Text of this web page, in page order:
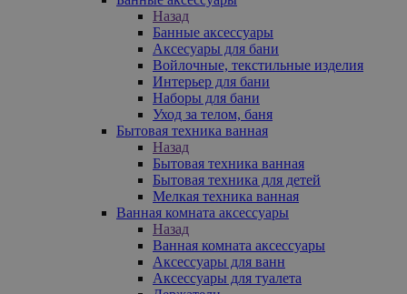
Назад
Банные аксессуары
Аксесуары для бани
Войлочные, текстильные изделия
Интерьер для бани
Наборы для бани
Уход за телом, баня
Бытовая техника ванная
Назад
Бытовая техника ванная
Бытовая техника для детей
Мелкая техника ванная
Ванная комната аксессуары
Назад
Ванная комната аксессуары
Аксессуары для ванн
Аксессуары для туалета